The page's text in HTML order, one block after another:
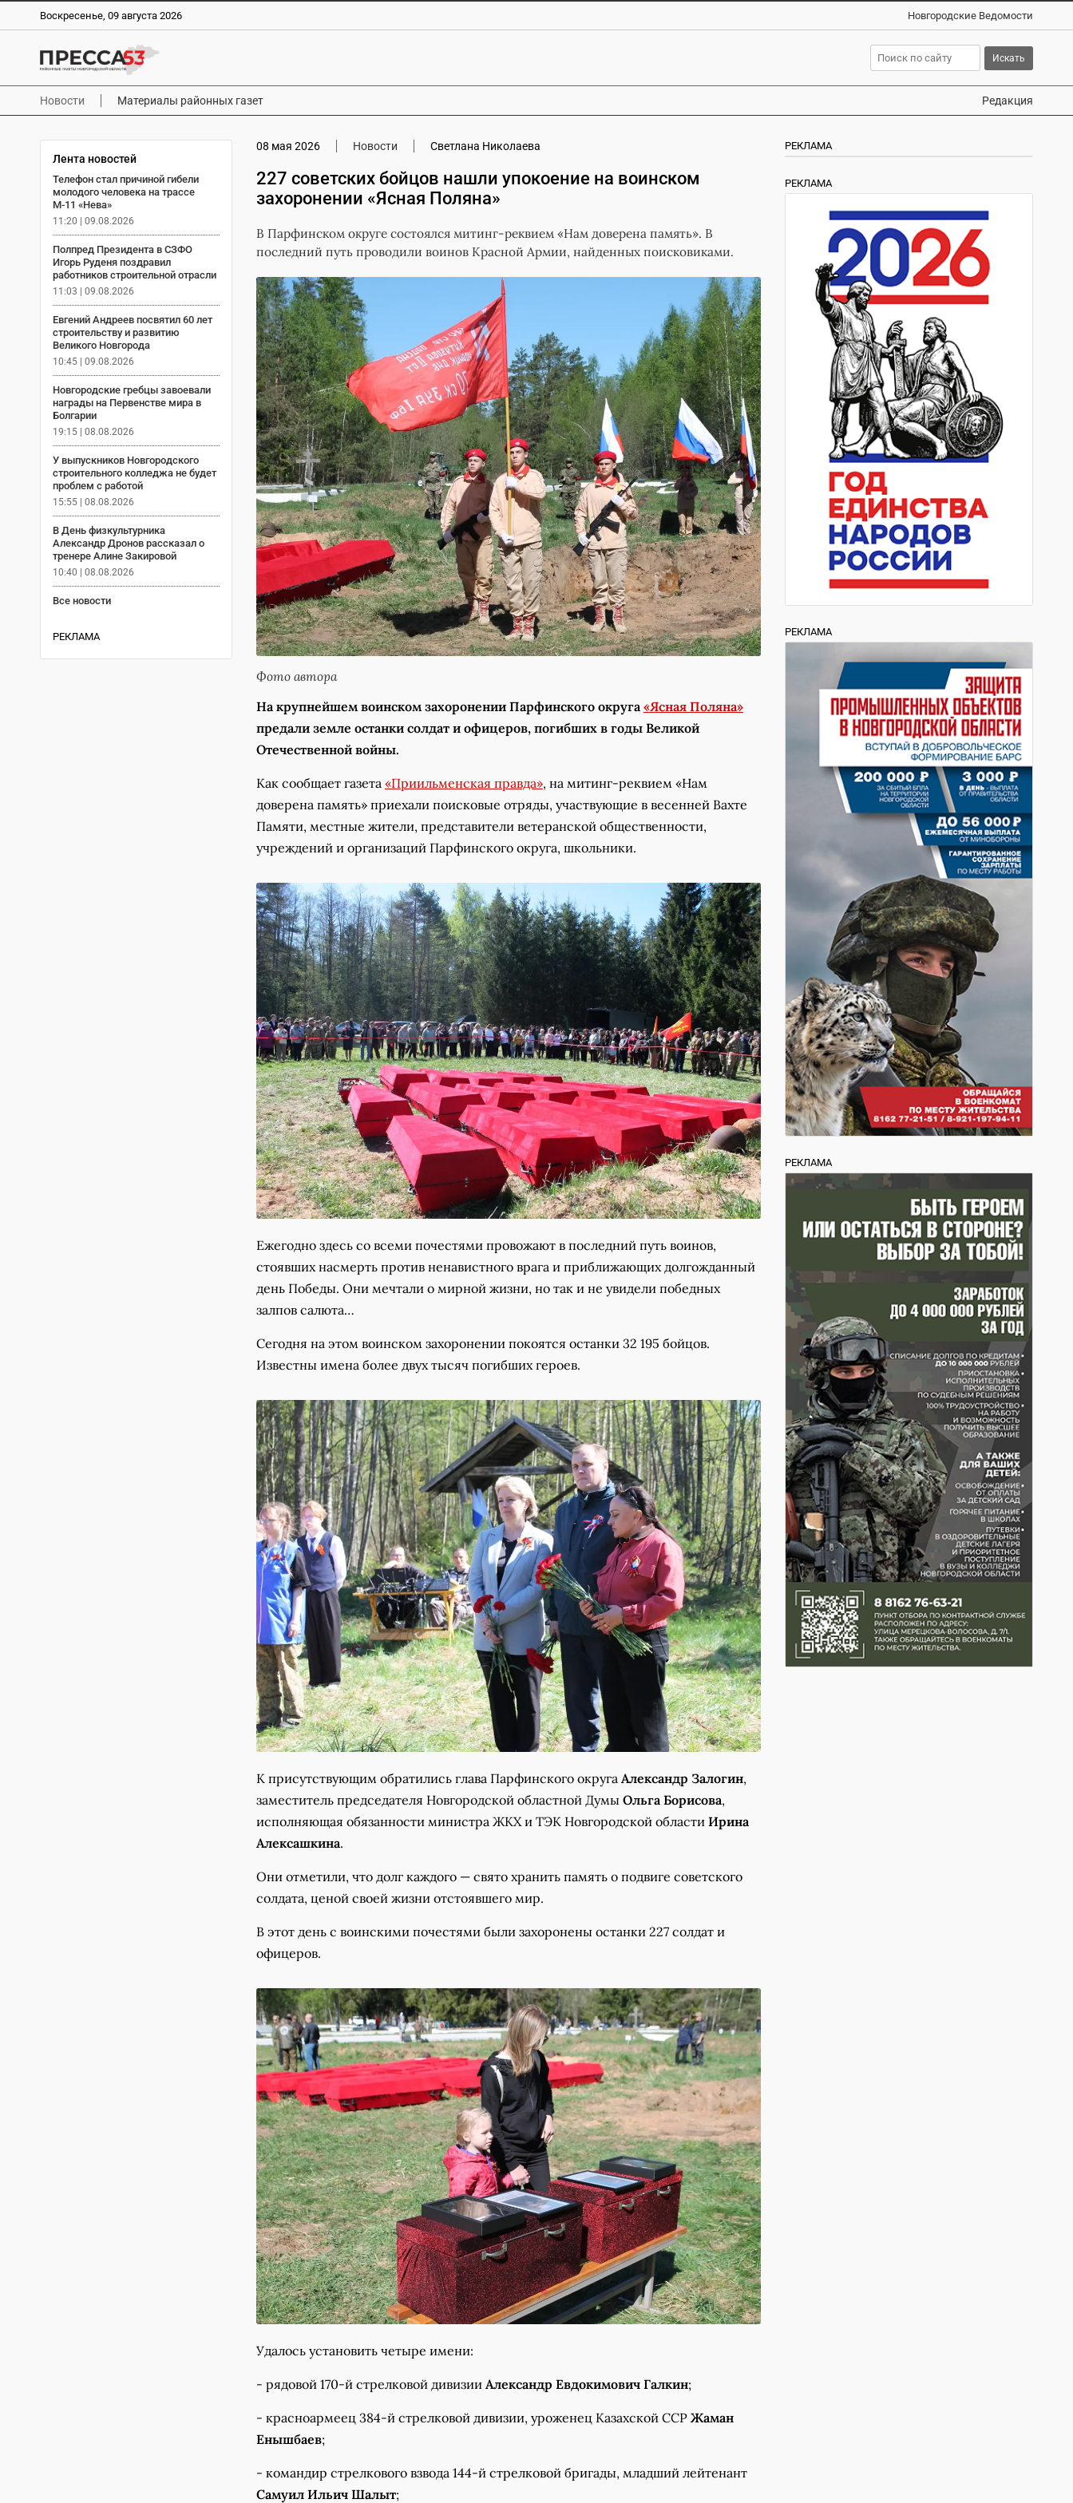
Воскресенье, 09 августа 2026 Новгородские Ведомости
Новости Материалы районных газет Редакция
Лента новостей
Телефон стал причиной гибели
молодого человека на трассе
М-11 «Нева»
11:20 | 09.08.2026
Полпред Президента в СЗФО
Игорь Руденя поздравил
работников строительной отрасли
11:03 | 09.08.2026
Евгений Андреев посвятил 60 лет
строительству и развитию
Великого Новгорода
10:45 | 09.08.2026
Новгородские гребцы завоевали
награды на Первенстве мира в
Болгарии
19:15 | 08.08.2026
У выпускников Новгородского
строительного колледжа не будет
проблем с работой
15:55 | 08.08.2026
В День физкультурника
Александр Дронов рассказал о
тренере Алине Закировой
10:40 | 08.08.2026
Все новости
РЕКЛАМА
08 мая 2026 Новости Светлана Николаева
227 советских бойцов нашли упокоение на воинском
захоронении «Ясная Поляна»
В Парфинском округе состоялся митинг-реквием «Нам доверена память». В
последний путь проводили воинов Красной Армии, найденных поисковиками.
Фото автора
На крупнейшем воинском захоронении Парфинского округа «Ясная Поляна»
предали земле останки солдат и офицеров, погибших в годы Великой
Отечественной войны.
Как сообщает газета «Приильменская правда», на митинг-реквием «Нам
доверена память» приехали поисковые отряды, участвующие в весенней Вахте
Памяти, местные жители, представители ветеранской общественности,
учреждений и организаций Парфинского округа, школьники.
Ежегодно здесь со всеми почестями провожают в последний путь воинов,
стоявших насмерть против ненавистного врага и приближающих долгожданный
день Победы. Они мечтали о мирной жизни, но так и не увидели победных
залпов салюта…
Сегодня на этом воинском захоронении покоятся останки 32 195 бойцов.
Известны имена более двух тысяч погибших героев.
К присутствующим обратились глава Парфинского округа Александр Залогин,
заместитель председателя Новгородской областной Думы Ольга Борисова,
исполняющая обязанности министра ЖКХ и ТЭК Новгородской области Ирина
Алексашкина.
Они отметили, что долг каждого — свято хранить память о подвиге советского
солдата, ценой своей жизни отстоявшего мир.
В этот день с воинскими почестями были захоронены останки 227 солдат и
офицеров.
Удалось установить четыре имени:
- рядовой 170-й стрелковой дивизии Александр Евдокимович Галкин;
- красноармеец 384-й стрелковой дивизии, уроженец Казахской ССР Жаман
Енышбаев;
- командир стрелкового взвода 144-й стрелковой бригады, младший лейтенант
Самуил Ильич Шалыт;
РЕКЛАМА
РЕКЛАМА
РЕКЛАМА
РЕКЛАМА